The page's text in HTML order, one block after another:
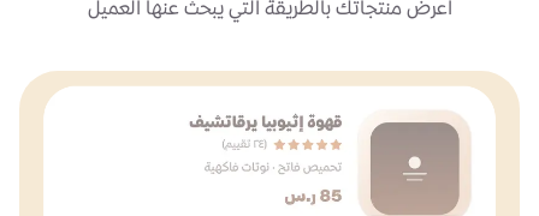
اعرض منتجاتك بالطريقة التي يبحث عنها العميل